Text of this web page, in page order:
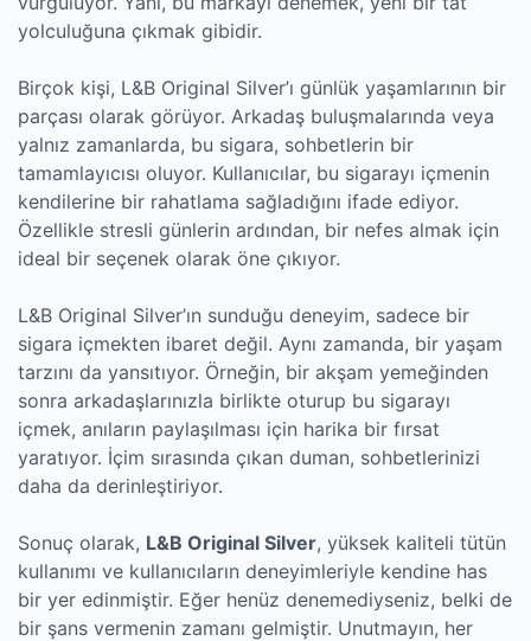
yolculuğuna çıkmak gibidir.
Birçok kişi, L&B Original Silver’ı günlük yaşamlarının bir
parçası olarak görüyor. Arkadaş buluşmalarında veya
yalnız zamanlarda, bu sigara, sohbetlerin bir
tamamlayıcısı oluyor. Kullanıcılar, bu sigarayı içmenin
kendilerine bir rahatlama sağladığını ifade ediyor.
Özellikle stresli günlerin ardından, bir nefes almak için
ideal bir seçenek olarak öne çıkıyor.
L&B Original Silver’ın sunduğu deneyim, sadece bir
sigara içmekten ibaret değil. Aynı zamanda, bir yaşam
tarzını da yansıtıyor. Örneğin, bir akşam yemeğinden
sonra arkadaşlarınızla birlikte oturup bu sigarayı
içmek, anıların paylaşılması için harika bir fırsat
yaratıyor. İçim sırasında çıkan duman, sohbetlerinizi
daha da derinleştiriyor.
Sonuç olarak, L&B Original Silver, yüksek kaliteli tütün
kullanımı ve kullanıcıların deneyimleriyle kendine has
bir yer edinmiştir. Eğer henüz denemediyseniz, belki de
bir şans vermenin zamanı gelmiştir. Unutmayın, her